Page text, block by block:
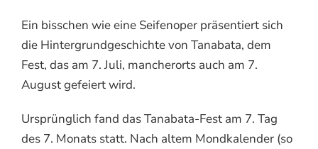
Ein bisschen wie eine Seifenoper präsentiert sich
die Hintergrundgeschichte von Tanabata, dem
Fest, das am 7. Juli, mancherorts auch am 7.
August gefeiert wird.
Ursprünglich fand das Tanabata-Fest am 7. Tag
des 7. Monats statt. Nach altem Mondkalender (so